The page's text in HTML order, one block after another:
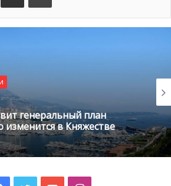
время встречи были также
на приеме гостям были
традиционные блюда и
в свою очередь, оживили
генеральный план
изменится в Княжестве